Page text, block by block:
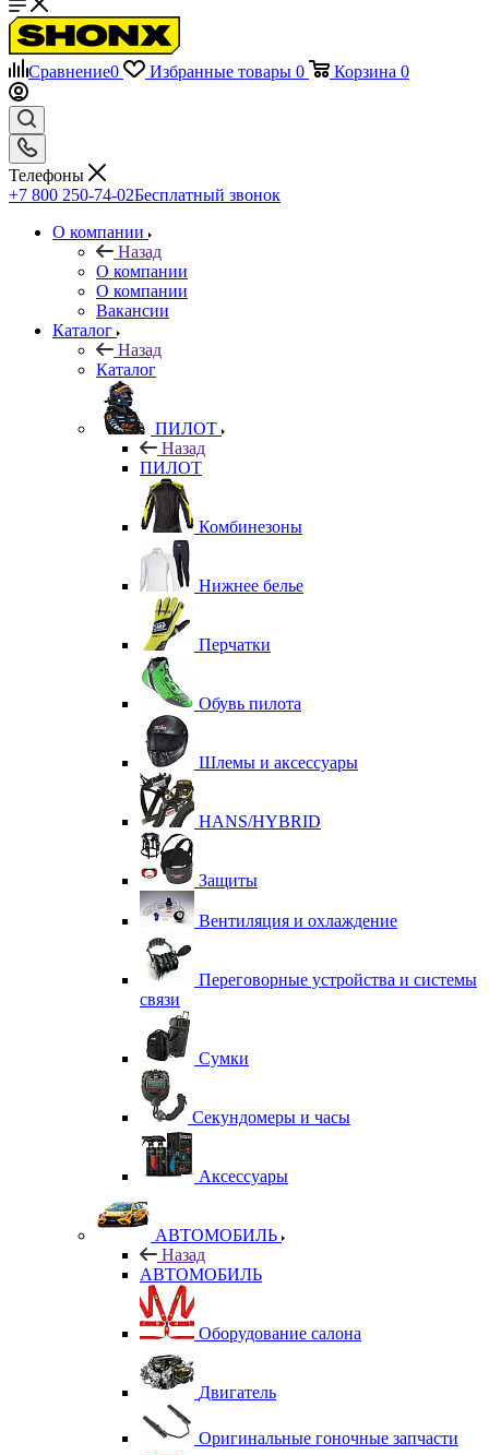
Сравнение0 Избранные товары 0 Корзина 0
Телефоны
+7 800 250-74-02Бесплатный звонок
О компании
Назад
О компании
О компании
Вакансии
Каталог
Назад
Каталог
ПИЛОТ
Назад
ПИЛОТ
Комбинезоны
Нижнее белье
Перчатки
Обувь пилота
Шлемы и аксессуары
HANS/HYBRID
Защиты
Вентиляция и охлаждение
Переговорные устройства и системы
связи
Сумки
Секундомеры и часы
Аксессуары
АВТОМОБИЛЬ
Назад
АВТОМОБИЛЬ
Оборудование салона
Двигатель
Оригинальные гоночные запчасти